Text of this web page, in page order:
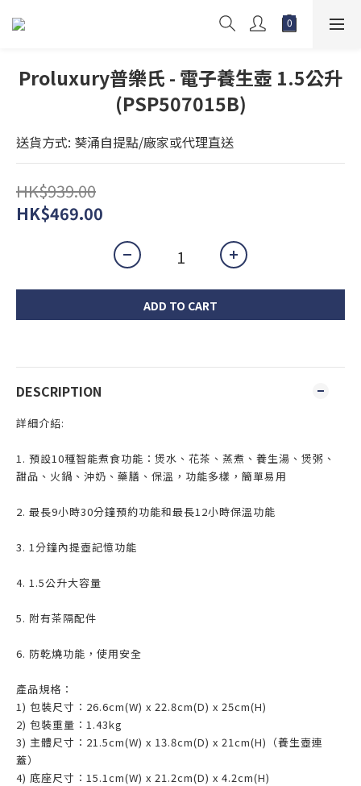
Proluxury普樂氏 - 電子養生壺 1.5公升
(PSP507015B)
送貨方式: 葵涌自提點/廠家或代理直送
HK$939.00
HK$469.00
ADD TO CART
DESCRIPTION
詳細介紹:
1. 預設10種智能煮食功能：煲水、花茶、蒸煮、養生湯、煲粥、
甜品、火鍋、沖奶、藥膳、保溫，功能多樣，簡單易用
2. 最長9小時30分鐘預約功能和最長12小時保溫功能
3. 1分鐘內提壺記憶功能
4. 1.5公升大容量
5. 附有茶隔配件
6. 防乾燒功能，使用安全
產品規格：
1) 包裝尺寸：26.6cm(W) x 22.8cm(D) x 25cm(H)
2) 包裝重量：1.43kg
3) 主體尺寸：21.5cm(W) x 13.8cm(D) x 21cm(H)（養生壺連
蓋）
4) 底座尺寸：15.1cm(W) x 21.2cm(D) x 4.2cm(H)